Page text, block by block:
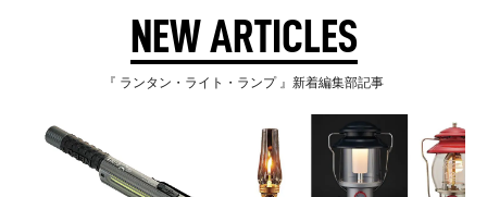
NEW ARTICLES
『 ランタン・ライト・ランプ 』新着編集部記事